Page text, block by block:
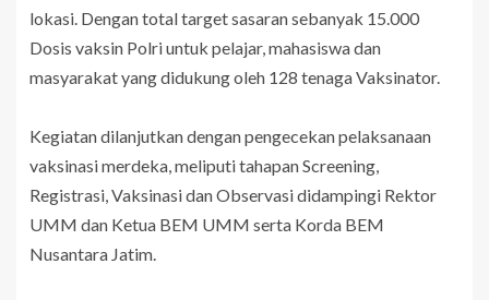
lokasi. Dengan total target sasaran sebanyak 15.000
Dosis vaksin Polri untuk pelajar, mahasiswa dan
masyarakat yang didukung oleh 128 tenaga Vaksinator.
Kegiatan dilanjutkan dengan pengecekan pelaksanaan
vaksinasi merdeka, meliputi tahapan Screening,
Registrasi, Vaksinasi dan Observasi didampingi Rektor
UMM dan Ketua BEM UMM serta Korda BEM
Nusantara Jatim.